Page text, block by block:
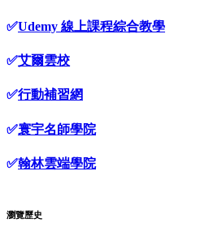
✅Udemy 線上課程綜合教學
✅艾爾雲校
✅行動補習網
✅寰宇名師學院
✅翰林雲端學院
瀏覽歷史